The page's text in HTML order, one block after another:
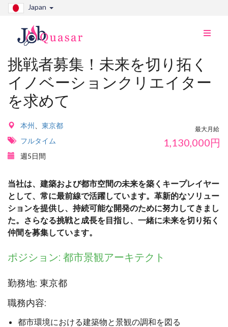
Japan
ナ
挑戦者募集！未来を切り拓く
イノベーションクリエイター
を求めて
本州
東京都
フルタイム
週5日間
最大月給
1,130,000円
当社は、建築および都市空間の未来を築くキープレイヤー
として、常に最前線で活躍しています。革新的なソリュー
ションを提供し、持続可能な開発のために努力してきまし
た。さらなる挑戦と成長を目指し、一緒に未来を切り拓く
仲間を募集しています。
ポジション: 都市景観アーキテクト
勤務地: 東京都
職務内容:
都市環境における建築物と景観の調和を図る